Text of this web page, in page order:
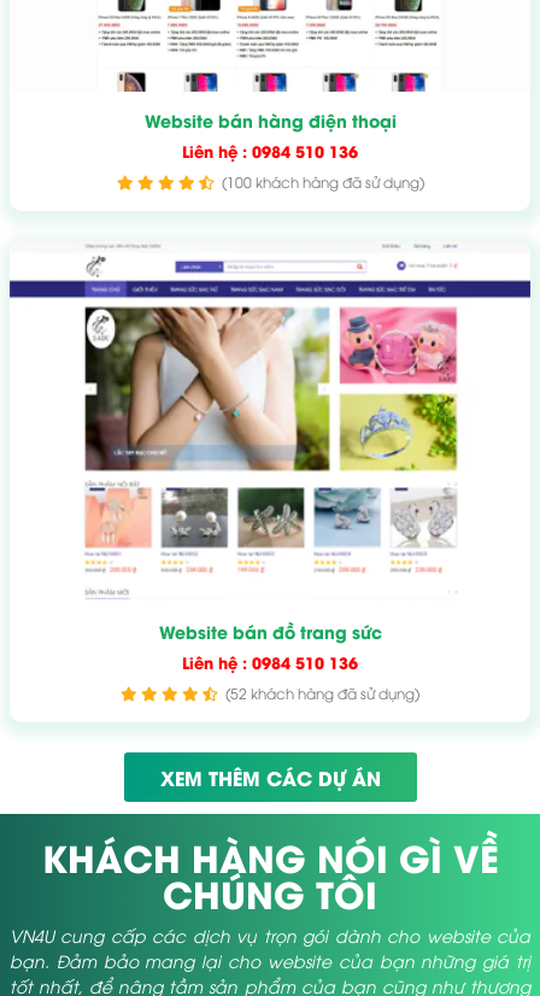
Website bán hàng điện thoại
Liên hệ : 0984 510 136
(100 khách hàng đã sử dụng)
Website bán đồ trang sức
Liên hệ : 0984 510 136
(52 khách hàng đã sử dụng)
XEM THÊM CÁC DỰ ÁN
KHÁCH HÀNG NÓI GÌ VỀ
CHÚNG TÔI
VN4U cung cấp các dịch vụ trọn gói dành cho website của
bạn. Đảm bảo mang lại cho website của bạn những giá trị
tốt nhất, để nâng tầm sản phẩm của bạn cũng như thương